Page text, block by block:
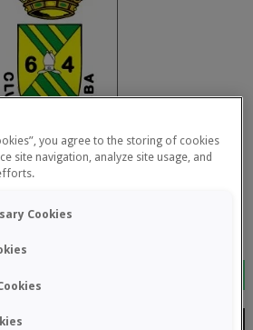
you agree to the storing of cookies
site navigation, analyze site usage, and
Cookies